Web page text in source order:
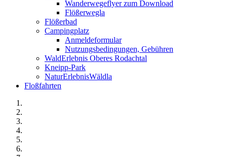
Wanderwegeflyer zum Download
Flößerwegla
Flößerbad
Campingplatz
Anmeldeformular
Nutzungsbedingungen, Gebühren
WaldErlebnis Oberes Rodachtal
Kneipp-Park
NaturErlebnisWäldla
Floßfahrten